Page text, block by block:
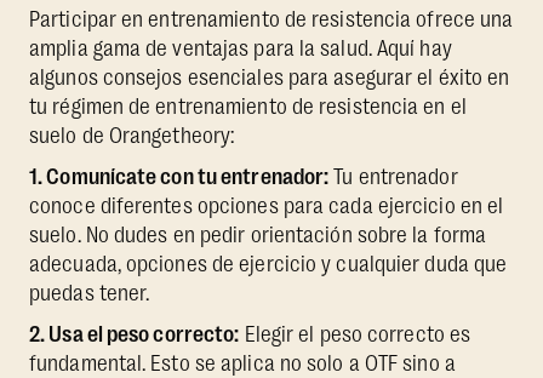
Participar en entrenamiento de resistencia ofrece una
amplia gama de ventajas para la salud. Aquí hay
algunos consejos esenciales para asegurar el éxito en
tu régimen de entrenamiento de resistencia en el
suelo de Orangetheory:
1. Comunícate con tu entrenador: Tu entrenador
conoce diferentes opciones para cada ejercicio en el
suelo. No dudes en pedir orientación sobre la forma
adecuada, opciones de ejercicio y cualquier duda que
puedas tener.
2. Usa el peso correcto: Elegir el peso correcto es
fundamental. Esto se aplica no solo a OTF sino a